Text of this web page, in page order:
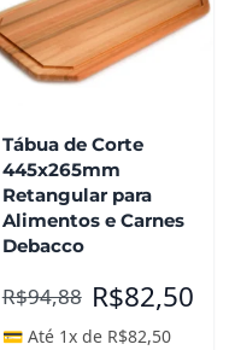
Tábua de Corte
445x265mm
Retangular para
Alimentos e Carnes
Debacco
R$94,88 R$82,50
💳 Até 1x de R$82,50